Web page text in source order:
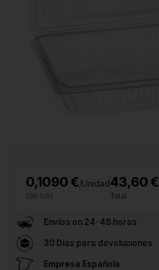
0,1090 €/Unidad
(Sin IVA)
43,60 €
Total
Envíos en 24-48 horas
30 Días para devoluciones
Empresa Española